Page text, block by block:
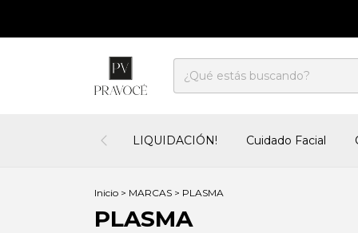
LIQUIDACIÓN! Cuidado Facial
Inicio > MARCAS > PLASMA
PLASMA